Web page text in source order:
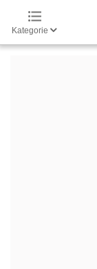
Kategorie